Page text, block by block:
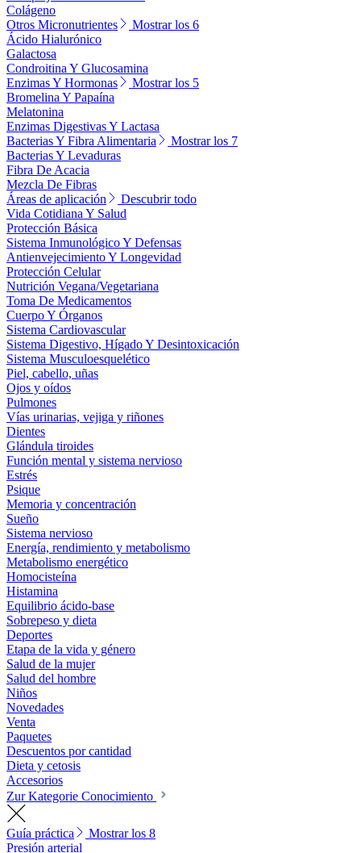
Colágeno
Otros Micronutrientes
Mostrar los 6
Ácido Hialurónico
Galactosa
Condroitina Y Glucosamina
Enzimas Y Hormonas
Mostrar los 5
Bromelina Y Papaína
Melatonina
Enzimas Digestivas Y Lactasa
Bacterias Y Fibra Alimentaria
Mostrar los 7
Bacterias Y Levaduras
Fibra De Acacia
Mezcla De Fibras
Áreas de aplicación
Descubrir todo
Vida Cotidiana Y Salud
Protección Básica
Sistema Inmunológico Y Defensas
Antienvejecimiento Y Longevidad
Protección Celular
Nutrición Vegana/Vegetariana
Toma De Medicamentos
Cuerpo Y Órganos
Sistema Cardiovascular
Sistema Digestivo, Hígado Y Desintoxicación
Sistema Musculoesquelético
Piel, cabello, uñas
Ojos y oídos
Pulmones
Vías urinarias, vejiga y riñones
Dientes
Glándula tiroides
Función mental y sistema nervioso
Estrés
Psique
Memoria y concentración
Sueño
Sistema nervioso
Energía, rendimiento y metabolismo
Metabolismo energético
Homocisteína
Histamina
Equilibrio ácido-base
Sobrepeso y dieta
Deportes
Etapa de la vida y género
Salud de la mujer
Salud del hombre
Niños
Novedades
Venta
Paquetes
Descuentos por cantidad
Dieta y cetosis
Accesorios
Zur Kategorie Conocimiento
Guía práctica
Mostrar los 8
Presión arterial